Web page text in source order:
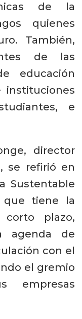
de la
quienes
También,
de las
educación
instituciones
e
director
se refirió en
Sustentable
que tiene la
plazo,
agenda de
con el
el gremio
empresas